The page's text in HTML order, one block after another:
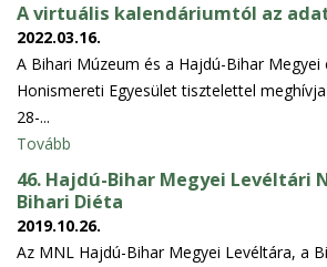
A virtuális kalendáriumtól az
2022.03.16.
A Bihari Múzeum és a Hajdú-Bihar Megyei
Honismereti Egyesület tisztelettel
28-...
Tovább
46. Hajdú-Bihar Megyei Levéltári
Bihari Diéta
2019.10.26.
Az MNL Hajdú-Bihar Megyei Levéltára, a